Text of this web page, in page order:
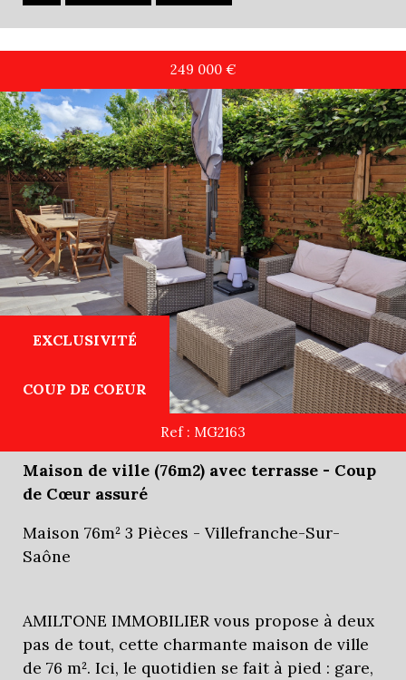
EXCLUSIVITÉ
COUP DE COEUR
249 000 €
Ref : MG2163
Maison de ville (76m2) avec terrasse - Coup
de Cœur assuré
Maison 76m² 3 Pièces - Villefranche-Sur-
Saône
AMILTONE IMMOBILIER vous propose à deux
pas de tout, cette charmante maison de ville
de 76 m². Ici, le quotidien se fait à pied : gare,